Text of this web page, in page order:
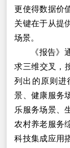
更使得数据价
关键在于从提
场景。
《报告》
求三维交叉，
列出的原则进
景、健康服务
乐服务场景、
农村养老服务
科技集成应用